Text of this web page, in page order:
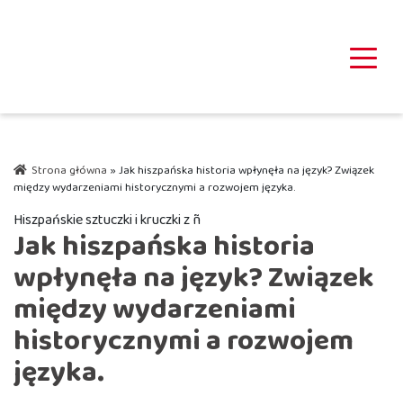
Strona główna » Jak hiszpańska historia wpłynęła na język? Związek
między wydarzeniami historycznymi a rozwojem języka.
Hiszpańskie sztuczki i kruczki z ñ
Jak hiszpańska historia
wpłynęła na język? Związek
między wydarzeniami
historycznymi a rozwojem
języka.